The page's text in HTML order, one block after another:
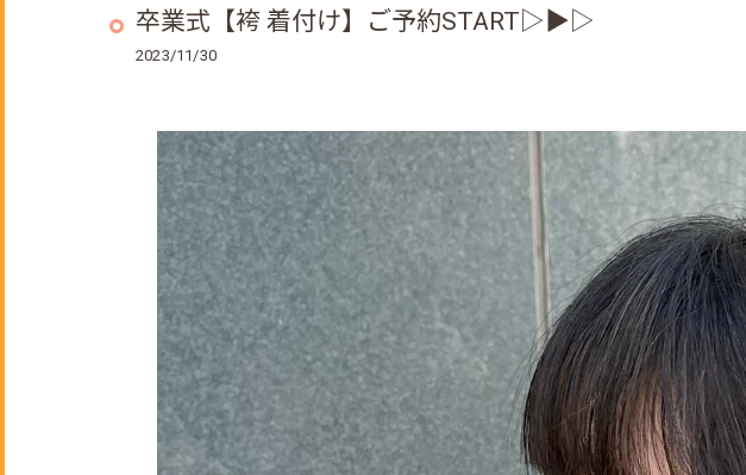
成人式のご予約について
卒業式【袴 着付け】ご予約START▷▶︎▷
2023/11/30